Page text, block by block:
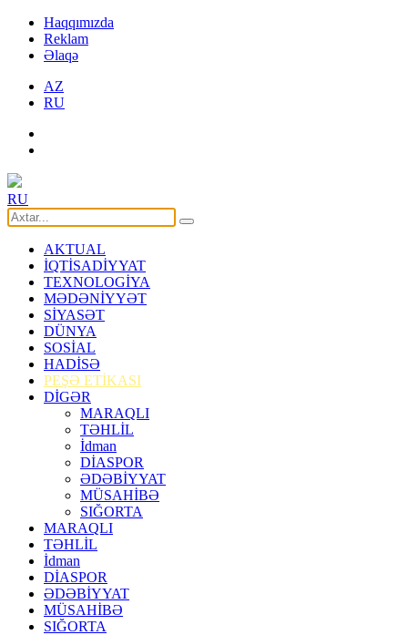
Haqqımızda
Reklam
Əlaqə
AZ
RU
RU
AKTUAL
İQTİSADİYYAT
TEXNOLOGİYA
MƏDƏNİYYƏT
SİYASƏT
DÜNYA
SOSİAL
HADİSƏ
PEŞƏ ETİKASI
DİGƏR
MARAQLI
TƏHLİL
İdman
DİASPOR
ƏDƏBİYYAT
MÜSAHİBƏ
SIĞORTA
MARAQLI
TƏHLİL
İdman
DİASPOR
ƏDƏBİYYAT
MÜSAHİBƏ
SIĞORTA